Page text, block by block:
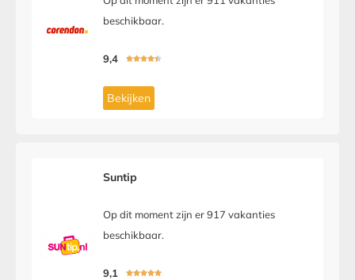
beschikbaar.
9,4 
Bekijken
Suntip
Op dit moment zijn er 917 vakanties
beschikbaar.
9,1 